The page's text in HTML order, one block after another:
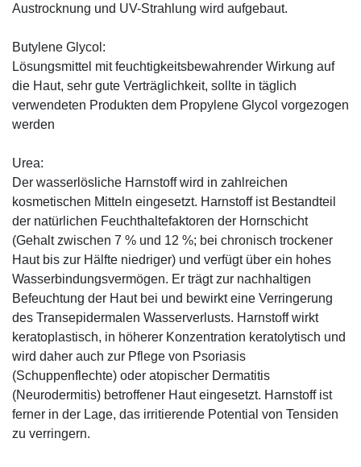
Austrocknung und UV-Strahlung wird aufgebaut.
Butylene Glycol:
Lösungsmittel mit feuchtigkeitsbewahrender Wirkung auf
die Haut, sehr gute Verträglichkeit, sollte in täglich
verwendeten Produkten dem Propylene Glycol vorgezogen
werden
Urea:
Der wasserlösliche Harnstoff wird in zahlreichen
kosmetischen Mitteln eingesetzt. Harnstoff ist Bestandteil
der natürlichen Feuchthaltefaktoren der Hornschicht
(Gehalt zwischen 7 % und 12 %; bei chronisch trockener
Haut bis zur Hälfte niedriger) und verfügt über ein hohes
Wasserbindungsvermögen. Er trägt zur nachhaltigen
Befeuchtung der Haut bei und bewirkt eine Verringerung
des Transepidermalen Wasserverlusts. Harnstoff wirkt
keratoplastisch, in höherer Konzentration keratolytisch und
wird daher auch zur Pflege von Psoriasis
(Schuppenflechte) oder atopischer Dermatitis
(Neurodermitis) betroffener Haut eingesetzt. Harnstoff ist
ferner in der Lage, das irritierende Potential von Tensiden
zu verringern.